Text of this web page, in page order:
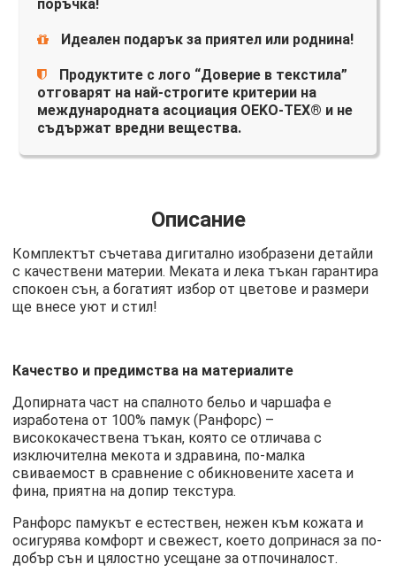
поръчка!
Идеален подарък за приятел или роднина!
Продуктите с лого “Доверие в текстила”
отговарят на най-строгите критерии на
международната асоциация OEKO-TEX® и не
съдържат вредни вещества.
Описание
Комплектът съчетава дигитално изобразени детайли
с качествени материи. Меката и лека тъкан гарантира
спокоен сън, а богатият избор от цветове и размери
ще внесе уют и стил!
Качество и предимства на материалите
Допирната част на спалното бельо и чаршафа е
изработена от 100% памук (Ранфорс) –
висококачествена тъкан, която се отличава с
изключителна мекота и здравина, по-малка
свиваемост в сравнение с обикновените хасета и
фина, приятна на допир текстура.
Ранфорс памукът е естествен, нежен към кожата и
осигурява комфорт и свежест, което допринася за по-
добър сън и цялостно усещане за отпочиналост.